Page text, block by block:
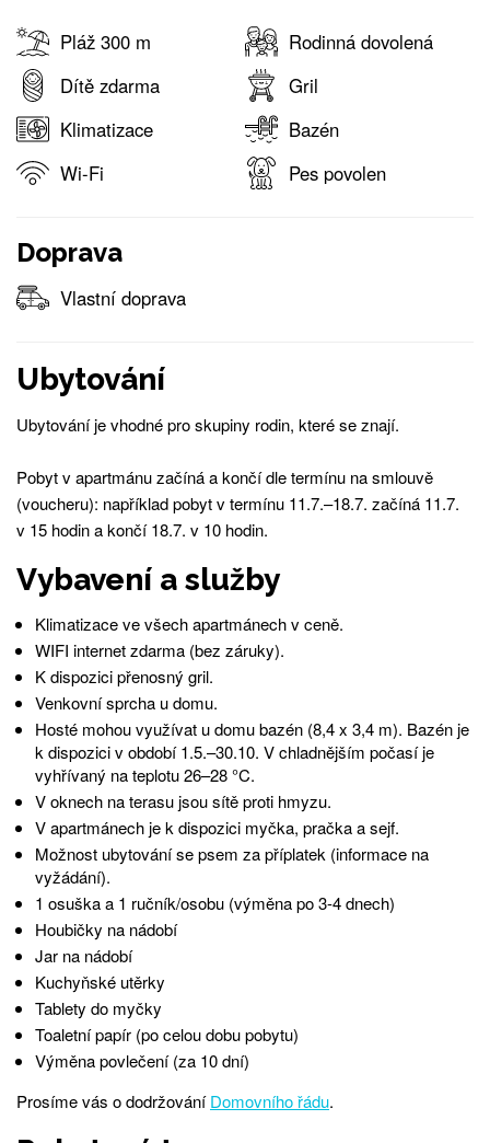
Pláž 300 m
Rodinná dovolená
Dítě zdarma
Gril
Klimatizace
Bazén
Wi-Fi
Pes povolen
Doprava
Vlastní doprava
Ubytování
Ubytování je vhodné pro skupiny rodin, které se znají.
Pobyt v apartmánu začíná a končí dle termínu na smlouvě
(voucheru): například pobyt v termínu 11.7.–18.7. začíná 11.7.
v 15 hodin a končí 18.7. v 10 hodin.
Vybavení a služby
Klimatizace ve všech apartmánech v ceně.
WIFI internet zdarma (bez záruky).
K dispozici přenosný gril.
Venkovní sprcha u domu.
Hosté mohou využívat u domu bazén (8,4 x 3,4 m). Bazén je
k dispozici v období 1.5.–30.10. V chladnějším počasí je
vyhřívaný na teplotu 26–28 °C.
V oknech na terasu jsou sítě proti hmyzu.
V apartmánech je k dispozici myčka, pračka a sejf.
Možnost ubytování se psem za příplatek (informace na
vyžádání).
1 osuška a 1 ručník/osobu (výměna po 3-4 dnech)
Houbičky na nádobí
Jar na nádobí
Kuchyňské utěrky
Tablety do myčky
Toaletní papír (po celou dobu pobytu)
Výměna povlečení (za 10 dní)
Prosíme vás o dodržováníDomovního řádu.